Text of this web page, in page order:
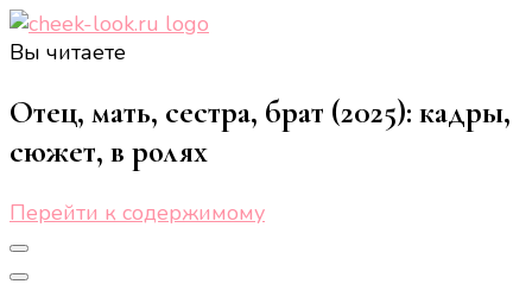
здоровом образе жизни, спорте, стиле, отдыхе и
еде.
Вы читаете
Отец, мать, сестра, брат (2025): кадры,
сюжет, в ролях
Перейти к содержимому